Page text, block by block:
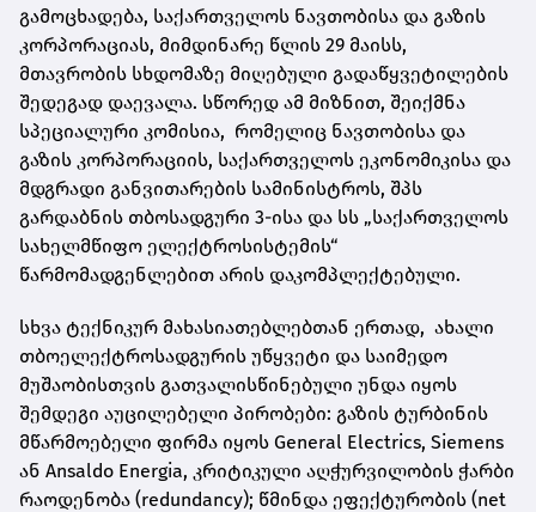
გამოცხადება, საქართველოს ნავთობისა და გაზის
კორპორაციას, მიმდინარე წლის 29 მაისს,
მთავრობის სხდომაზე მიღებული გადაწყვეტილების
შედეგად დაევალა. სწორედ ამ მიზნით, შეიქმნა
სპეციალური კომისია, რომელიც ნავთობისა და
გაზის კორპორაციის, საქართველოს ეკონომიკისა და
მდგრადი განვითარების სამინისტროს, შპს
გარდაბნის თბოსადგური 3-ისა და სს „საქართველოს
სახელმწიფო ელექტროსისტემის“
წარმომადგენლებით არის დაკომპლექტებული.
სხვა ტექნიკურ მახასიათებლებთან ერთად, ახალი
თბოელექტროსადგურის უწყვეტი და საიმედო
მუშაობისთვის გათვალისწინებული უნდა იყოს
შემდეგი აუცილებელი პირობები: გაზის ტურბინის
მწარმოებელი ფირმა იყოს General Electrics, Siemens
ან Ansaldo Energia, კრიტიკული აღჭურვილობის ჭარბი
რაოდენობა (redundancy); წმინდა ეფექტურობის (net